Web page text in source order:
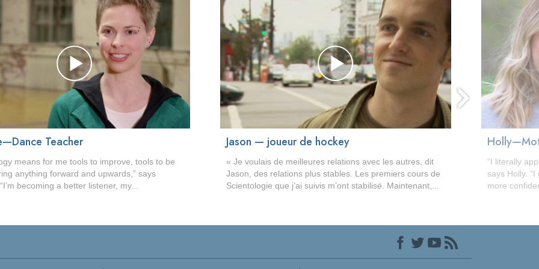
Teacher
means for me tools to improve, tools to be
anything forward and upwards,” says
becoming a better listener, my...
Jason — joueur de hockey
« Je voulais de meilleures relations avec les autres, dit
Jason, des relations plus stables. Les premiers cours de
Scientologie que j’ai suivis m’ont stabilisé. Maintenant,...
“I literally
says Holly.
more